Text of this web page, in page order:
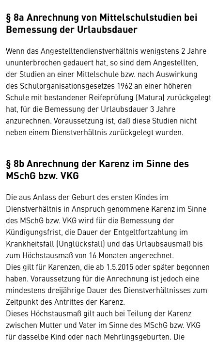
§ 8a Anrechnung von Mittelschulstudien bei
Bemessung der Urlaubsdauer
Wenn das Angestelltendienstverhältnis wenigstens 2 Jahre
ununterbrochen gedauert hat, so sind dem Angestellten,
der Studien an einer Mittelschule bzw. nach Auswirkung
des Schulorganisationsgesetzes 1962 an einer höheren
Schule mit bestandener Reifeprüfung (Matura) zurückgelegt
hat, für die Bemessung der Urlaubsdauer 3 Jahre
anzurechnen. Voraussetzung ist, daß diese Studien nicht
neben einem Dienstverhältnis zurückgelegt wurden.
§ 8b Anrechnung der Karenz im Sinne des
MSchG bzw. VKG
Die aus Anlass der Geburt des ersten Kindes im
Dienstverhältnis in Anspruch genommene Karenz im Sinne
des MSchG bzw. VKG wird für die Bemessung der
Kündigungsfrist, die Dauer der Entgeltfortzahlung im
Krankheitsfall (Unglücksfall) und das Urlaubsausmaß bis
zum Höchstausmaß von 16 Monaten angerechnet.
Dies gilt für Karenzen, die ab 1.5.2015 oder später begonnen
haben. Voraussetzung für die Anrechnung ist jedoch eine
mindestens dreijährige Dauer des Dienstverhältnisses zum
Zeitpunkt des Antrittes der Karenz.
Dieses Höchstausmaß gilt auch bei Teilung der Karenz
zwischen Mutter und Vater im Sinne des MSchG bzw. VKG
für dasselbe Kind oder nach Mehrlingsgeburten. Die